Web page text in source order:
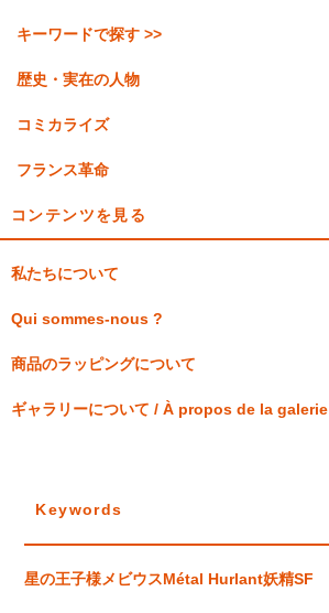
キーワードで探す >>
歴史・実在の人物
コミカライズ
フランス革命
コンテンツを見る
私たちについて
Qui sommes-nous ?
商品のラッピングについて
ギャラリーについて / À propos de la galerie
Keywords
星の王子様メビウスMétal Hurlant妖精SF